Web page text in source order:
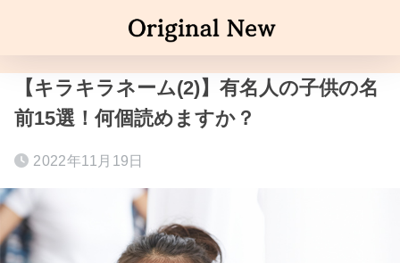
【キラキラネーム(2)】有名人の子供の名
前15選！何個読めますか？
2022年11月19日